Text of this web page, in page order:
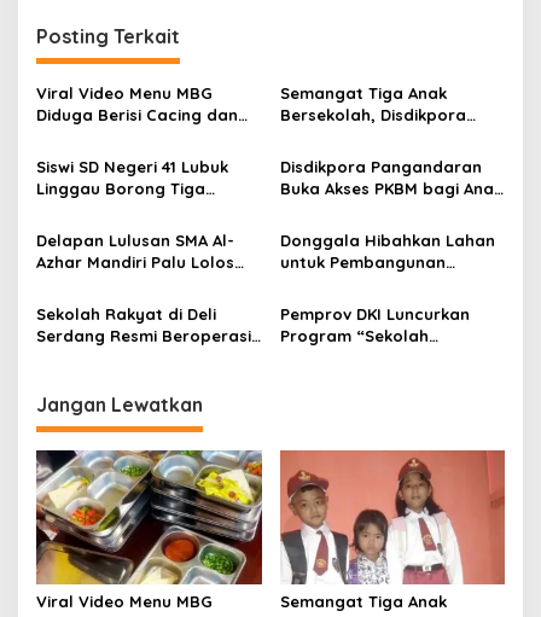
a
s
i
o
Posting Terkait
Viral Video Menu MBG
Diduga Berisi Cacing dan
Lakukan Investigasi
Semangat Tiga Anak
Bersekolah, Disdikpora
Pendidikan Terpenuhi
Siswi SD Negeri 41 Lubuk
Linggau Borong Tiga
Kejuaraan Akuatik
Indonesia Palembang
Disdikpora Pangandaran
Buka Akses PKBM bagi Anak
Delapan Lulusan SMA Al-
Azhar Mandiri Palu Lolos
Favorit
Donggala Hibahkan Lahan
untuk Pembangunan
Terintegrasi
Sekolah Rakyat di Deli
Serdang Resmi Beroperasi,
Pemprov DKI Luncurkan
Program “Sekolah
Jangan Lewatkan
Viral Video Menu MBG
Semangat Tiga Anak